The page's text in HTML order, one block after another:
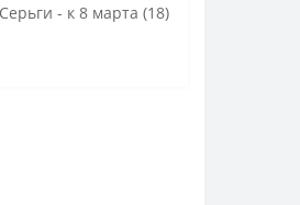
Серьги - к 8 марта (18)